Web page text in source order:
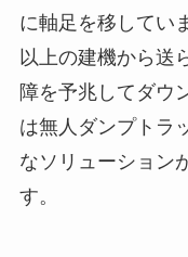
に軸足を移してい
以上の建機から送
障を予兆してダウ
は無人ダンプトラ
なソリューション
す。